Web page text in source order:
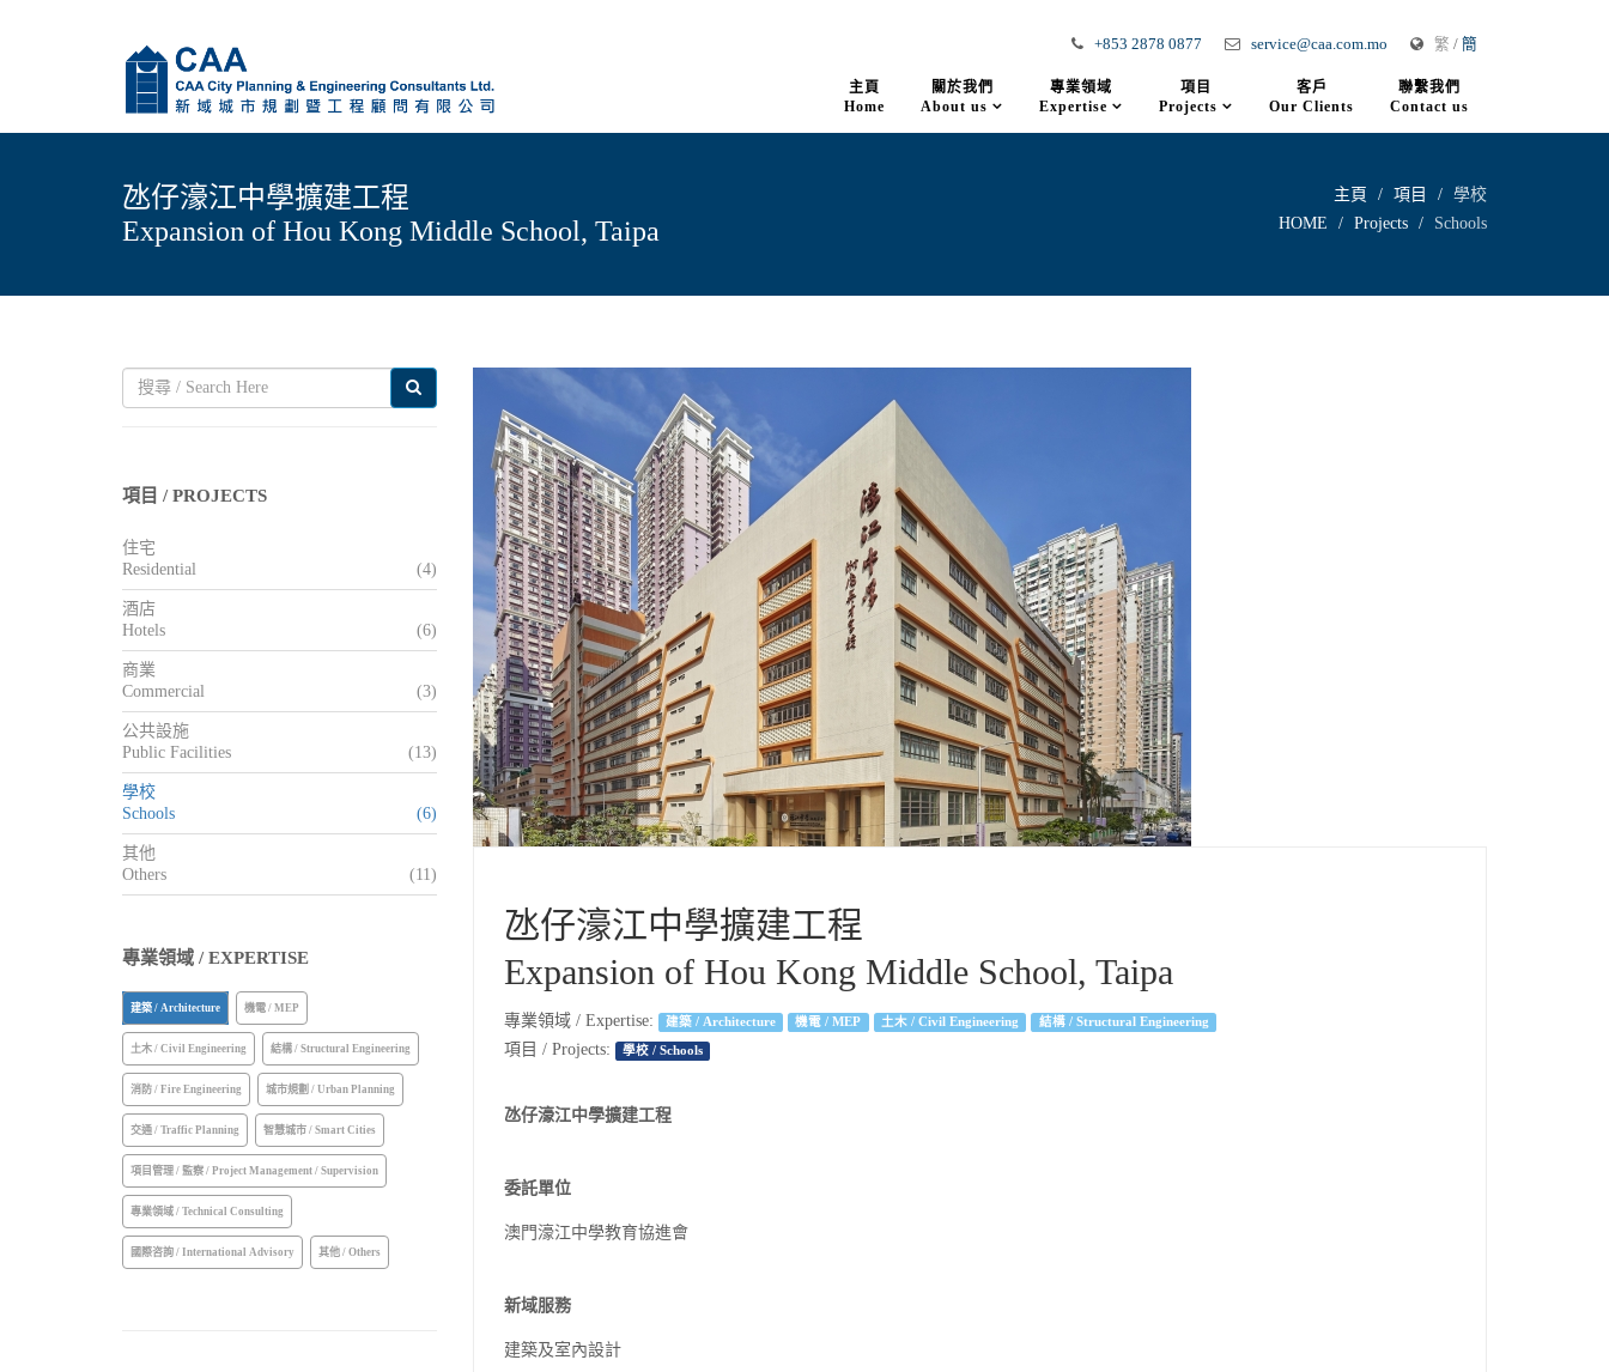
+853 2878 0877 service@caa.com.mo 繁 / 簡
主頁
Home
關於我們
About us
專業領域
Expertise
項目
Projects
客戶
Our Clients
聯繫我們
Contact us
氹仔濠江中學擴建工程
Expansion of Hou Kong Middle School, Taipa
主頁 項目
學校
HOME
Projects Schools
項目 / PROJECTS
住宅
Residential
(4)
酒店
Hotels
(6)
商業
Commercial
(3)
公共設施
Public Facilities
(13)
學校
Schools
(6)
其他
Others
(11)
專業領域 / EXPERTISE
建築 / Architecture 機電 / MEP
土木 / Civil Engineering 結構 / Structural Engineering
消防 / Fire Engineering 城市規劃 / Urban Planning
交通 / Traffic Planning 智慧城市 / Smart Cities
項目管理 / 監察 / Project Management / Supervision
專業領域 / Technical Consulting
國際咨詢 / International Advisory 其他 / Others
氹仔濠江中學擴建工程
Expansion of Hou Kong Middle School, Taipa
專業領域 / Expertise: 建築 / Architecture 機電 / MEP 土木 / Civil Engineering 結構 / Structural Engineering
項目 / Projects: 學校 / Schools
氹仔濠江中學擴建工程
委託單位
澳門濠江中學教育協進會
新域服務
建築及室內設計